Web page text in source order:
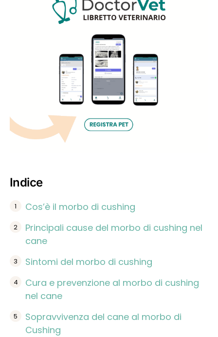
Indice
Cos’è il morbo di cushing
Principali cause del morbo di cushing nel
cane
Sintomi del morbo di cushing
Cura e prevenzione al morbo di cushing
nel cane
Sopravvivenza del cane al morbo di
Cushing